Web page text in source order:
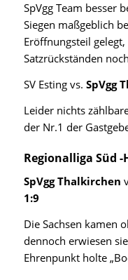
SpVgg Team besser
Siegen maßgeblich
Eröffnungsteil
Satzrückständen
SV Esting vs. SpVgg
Leider nichts
der Nr.1 der
Regionalliga Süd -
SpVgg Thalkirchen
1:9
Die Sachsen kamen
dennoch erwiesen
Ehrenpunkt holte